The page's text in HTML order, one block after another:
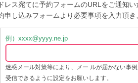
レス宛てに予約フォームのURLをご通知
申し込みフォームより必要事項を入力頂
例）xxxx@yyyy.ne.jp
迷惑メール対策等により、メー ルが届かない事
受信できるように設定をお願いします。